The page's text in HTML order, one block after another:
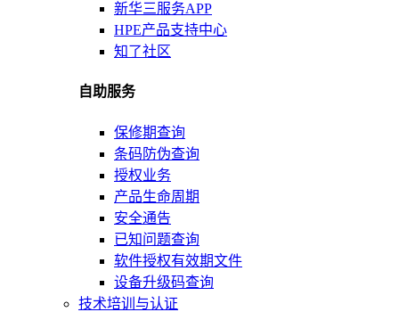
新华三服务APP
HPE产品支持中心
知了社区
自助服务
保修期查询
条码防伪查询
授权业务
产品生命周期
安全通告
已知问题查询
软件授权有效期文件
设备升级码查询
技术培训与认证